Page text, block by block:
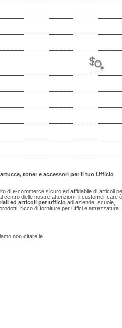
toner e accessori per il tuo Ufficio
di e-commerce sicuro ed affidabile di articoli
centro delle nostre attenzioni, il customer care è
ed articoli per ufficioad aziende, scuole,
ricco di forniture per uffici e attrezzatura
non citare le